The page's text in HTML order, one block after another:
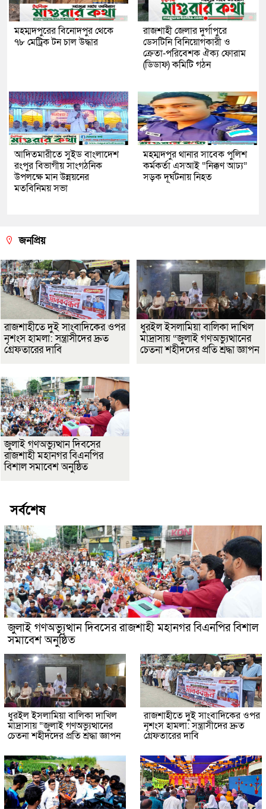
মহম্মদপুরের বিনোদপুর থেকে
৭৮ মেট্রিক টন চাল উদ্ধার
রাজশাহী জেলার দুর্গাপুরে
ডেসটিনি বিনিয়োগকারী ও
ক্রেতা-পরিবেশক ঐক্য ফোরাম
(ডিডাফ) কমিটি গঠন
আদিতমারীতে সুইড বাংলাদেশ
রংপুর বিভাগীয় সাংগঠনিক
উপলক্ষে মান উন্নয়নের
মতবিনিময় সভা
মহম্মদপুর থানার সাবেক পুলিশ
কর্মকর্তা এসআই “নিক্কণ আঢ্য”
সড়ক দূর্ঘটনায় নিহত
জনপ্রিয়
রাজশাহীতে দুই সাংবাদিকের ওপর
নৃশংস হামলা: সন্ত্রাসীদের দ্রুত
গ্রেফতারের দাবি
ধুরইল ইসলামিয়া বালিকা দাখিল
মাদ্রাসায় “জুলাই গণঅভ্যুত্থানের
চেতনা শহীদদের প্রতি শ্রদ্ধা জ্ঞাপন
জুলাই গণঅভ্যুত্থান দিবসের
রাজশাহী মহানগর বিএনপির
বিশাল সমাবেশ অনুষ্ঠিত
সর্বশেষ
জুলাই গণঅভ্যুত্থান দিবসের রাজশাহী মহানগর বিএনপির বিশাল
সমাবেশ অনুষ্ঠিত
ধুরইল ইসলামিয়া বালিকা দাখিল
মাদ্রাসায় “জুলাই গণঅভ্যুত্থানের
চেতনা শহীদদের প্রতি শ্রদ্ধা জ্ঞাপন
রাজশাহীতে দুই সাংবাদিকের ওপর
নৃশংস হামলা: সন্ত্রাসীদের দ্রুত
গ্রেফতারের দাবি